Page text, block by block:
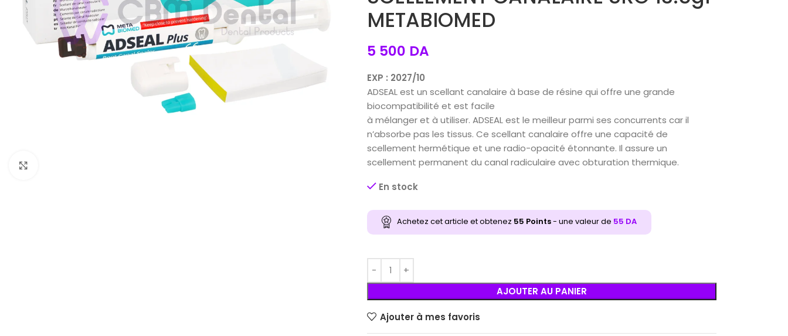
METABIOMED
5 500 DA
EXP : 2027/10
ADSEAL est un scellant canalaire à base de résine qui offre une grande
biocompatibilité et est facile
à mélanger et à utiliser. ADSEAL est le meilleur parmi ses concurrents car il
n’absorbe pas les tissus. Ce scellant canalaire offre une capacité de
scellement hermétique et une radio-opacité étonnante. Il assure un
scellement permanent du canal radiculaire avec obturation thermique.
En stock
Achetez cet article et obtenez 55 Points- une valeur de 55 DA
AJOUTER AU PANIER
Ajouter à mes favoris